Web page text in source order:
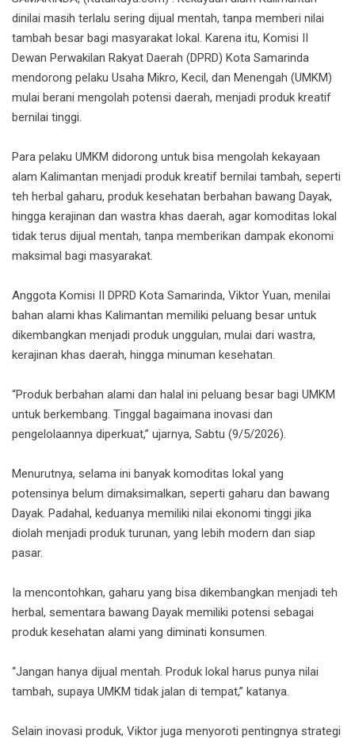
dinilai masih terlalu sering dijual mentah, tanpa memberi nilai
tambah besar bagi masyarakat lokal. Karena itu, Komisi II
Dewan Perwakilan Rakyat Daerah (DPRD) Kota Samarinda
mendorong pelaku Usaha Mikro, Kecil, dan Menengah (UMKM)
mulai berani mengolah potensi daerah, menjadi produk kreatif
bernilai tinggi.
Para pelaku UMKM didorong untuk bisa mengolah kekayaan
alam Kalimantan menjadi produk kreatif bernilai tambah, seperti
teh herbal gaharu, produk kesehatan berbahan bawang Dayak,
hingga kerajinan dan wastra khas daerah, agar komoditas lokal
tidak terus dijual mentah, tanpa memberikan dampak ekonomi
maksimal bagi masyarakat.
Anggota Komisi II DPRD Kota Samarinda, Viktor Yuan, menilai
bahan alami khas Kalimantan memiliki peluang besar untuk
dikembangkan menjadi produk unggulan, mulai dari wastra,
kerajinan khas daerah, hingga minuman kesehatan.
“Produk berbahan alami dan halal ini peluang besar bagi UMKM
untuk berkembang. Tinggal bagaimana inovasi dan
pengelolaannya diperkuat,” ujarnya, Sabtu (9/5/2026).
Menurutnya, selama ini banyak komoditas lokal yang
potensinya belum dimaksimalkan, seperti gaharu dan bawang
Dayak. Padahal, keduanya memiliki nilai ekonomi tinggi jika
diolah menjadi produk turunan, yang lebih modern dan siap
pasar.
Ia mencontohkan, gaharu yang bisa dikembangkan menjadi teh
herbal, sementara bawang Dayak memiliki potensi sebagai
produk kesehatan alami yang diminati konsumen.
“Jangan hanya dijual mentah. Produk lokal harus punya nilai
tambah, supaya UMKM tidak jalan di tempat,” katanya.
Selain inovasi produk, Viktor juga menyoroti pentingnya strategi